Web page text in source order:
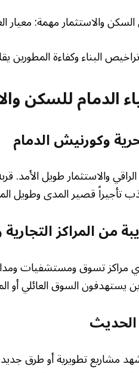
السكن والاستثمار مهمة: معيار
البناء وكفاءة المطورين
الدمام للسكن
وكورنيش الدمام
والاستثمار طويل الأمد.
تأجيراً قصير المدى وطويل
من المراكز
مراكز تسوق ومستشفيات
يستهدفون السوق العائلي أو
الحديث
مشاريع تطويرية أو طرق